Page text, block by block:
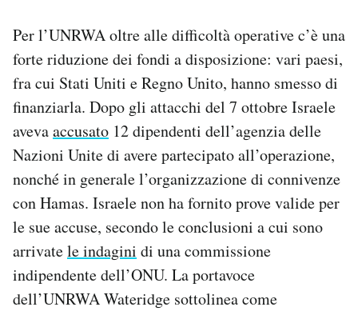
Per l’UNRWA oltre alle difficoltà operative c’è una
forte riduzione dei fondi a disposizione: vari paesi,
fra cui Stati Uniti e Regno Unito, hanno smesso di
finanziarla. Dopo gli attacchi del 7 ottobre Israele
avevaaccusato 12 dipendenti dell’agenzia delle
Nazioni Unite di avere partecipato all’operazione,
nonché in generale l’organizzazione di connivenze
con Hamas. Israele non ha fornito prove valide per
le sue accuse, secondo le conclusioni a cui sono
arrivatele indagini di una commissione
indipendente dell’ONU. La portavoce
dell’UNRWA Wateridge sottolinea come